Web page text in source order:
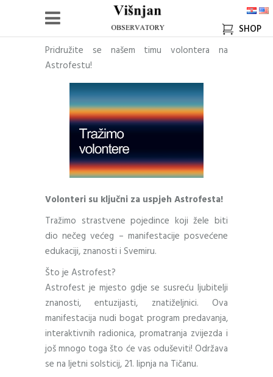
Pridružite se našem timu volontera na
Astrofestu!
Volonteri su ključni za uspjeh Astrofesta!
Tražimo strastvene pojedince koji žele biti
dio nečeg većeg – manifestacije posvećene
edukaciji, znanosti i Svemiru.
Što je Astrofest?
Astrofest je mjesto gdje se susreću ljubitelji
znanosti, entuzijasti, znatiželjnici. Ova
manifestacija nudi bogat program predavanja,
interaktivnih radionica, promatranja zvijezda i
još mnogo toga što će vas oduševiti! Održava
se na ljetni solsticij, 21. lipnja na Tičanu.
SHOP